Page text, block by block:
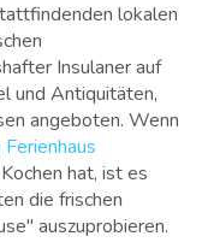
lokalen
Insulaner auf
und Antiquitäten,
angeboten. Wenn
hat, ist es
die frischen
auszuprobieren.